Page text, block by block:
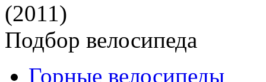
(2011)
Подбор велосипеда
Горные велосипеды